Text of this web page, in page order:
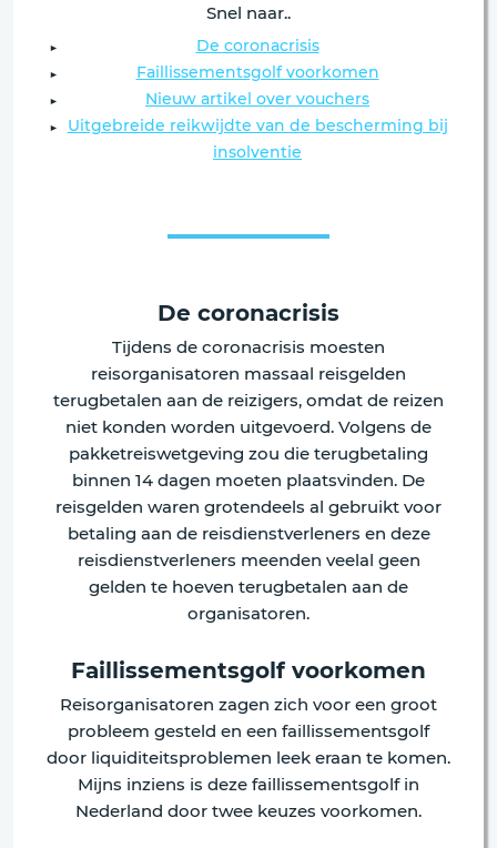
Snel naar..
De coronacrisis
Faillissementsgolf voorkomen
Nieuw artikel over vouchers
Uitgebreide reikwijdte van de bescherming bij
insolventie
De coronacrisis
Tijdens de coronacrisis moesten
reisorganisatoren massaal reisgelden
terugbetalen aan de reizigers, omdat de reizen
niet konden worden uitgevoerd. Volgens de
pakketreiswetgeving zou die terugbetaling
binnen 14 dagen moeten plaatsvinden. De
reisgelden waren grotendeels al gebruikt voor
betaling aan de reisdienstverleners en deze
reisdienstverleners meenden veelal geen
gelden te hoeven terugbetalen aan de
organisatoren.
Faillissementsgolf voorkomen
Reisorganisatoren zagen zich voor een groot
probleem gesteld en een faillissementsgolf
door liquiditeitsproblemen leek eraan te komen.
Mijns inziens is deze faillissementsgolf in
Nederland door twee keuzes voorkomen.